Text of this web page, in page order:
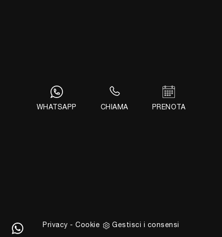
WHATSAPP CHIAMA PRENOTA
Arredo Ufficio
Privacy -Cookie Gestisci i consensi